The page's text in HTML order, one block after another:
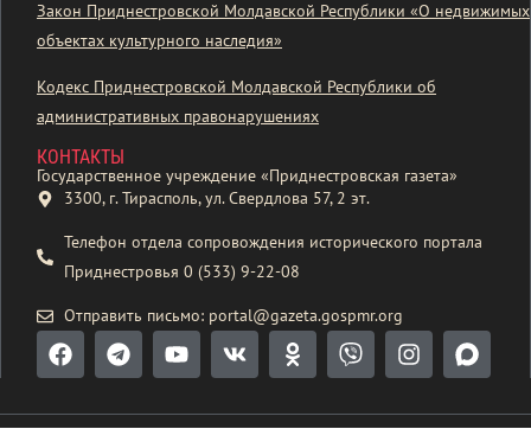
Закон Приднестровской Молдавской Республики «О недвижимых
объектах культурного наследия»
Кодекс Приднестровской Молдавской Республики об
административных правонарушениях
КОНТАКТЫ
Государственное учреждение «Приднестровская газета»
3300, г. Тирасполь, ул. Свердлова 57, 2 эт.
Телефон отдела сопровождения исторического портала
Приднестровья 0 (533) 9-22-08
Отправить письмо: portal@gazeta.gospmr.org